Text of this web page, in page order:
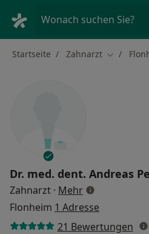
Wonach suchen Sie?
Startseite Zahnarzt Stadt
Dr. med. dent. Andreas
Zahnarzt · Mehrüber
Flonheim 1 Adresse
21 Bewertungen